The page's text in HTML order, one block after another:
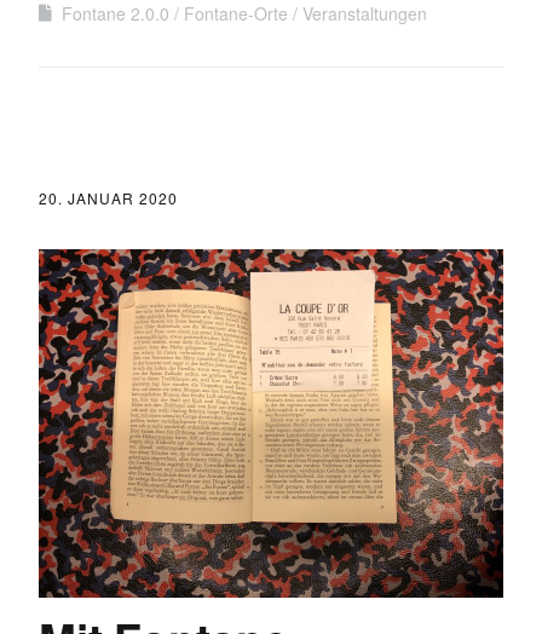
Fontane 2.0.0 Fontane-Orte Veranstaltungen
20. JANUAR 2020